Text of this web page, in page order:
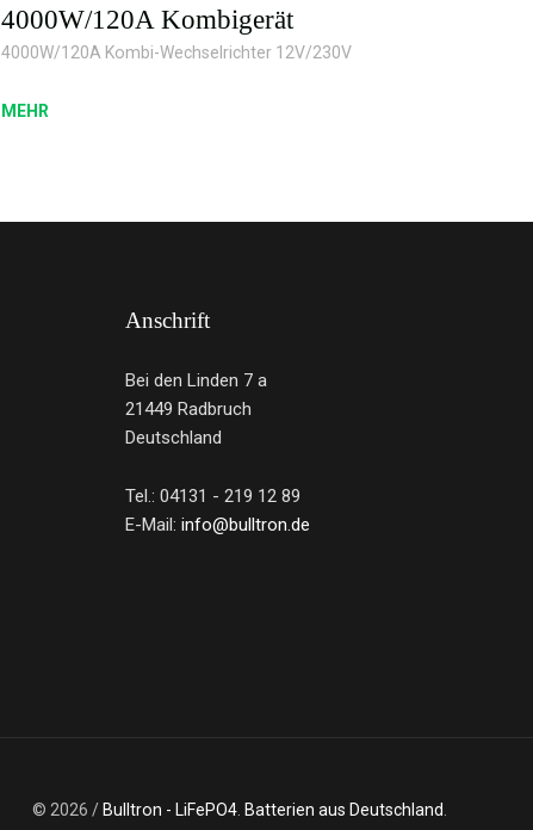
4000W/120A Kombigerät
4000W/120A Kombi-Wechselrichter 12V/230V
MEHR
Anschrift
Bei den Linden 7 a
21449 Radbruch
Deutschland
Tel.: 04131 - 219 12 89
E-Mail: info@bulltron.de
© 2026 /Bulltron - LiFePO4 Batterien aus Deutschland